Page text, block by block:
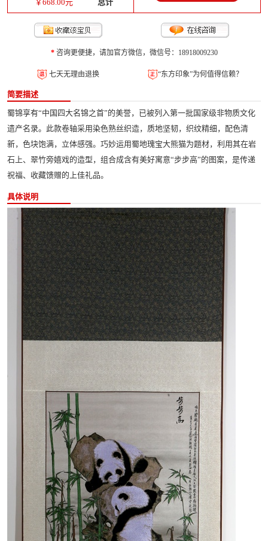
￥668.00元 总计
*咨询更便捷，请加官方微信，微信号：18918009230
七天无理由退换 “东方印象”为何值得信赖？
简要描述
蜀锦享有“中国四大名锦之首”的美誉，已被列入第一批国家级非物质文化
遗产名录。此款卷轴采用染色熟丝织造，质地坚韧，织纹精细，配色清
新，色块饱满，立体感强。巧妙运用蜀地瑰宝大熊猫为题材，利用其在岩
石上、翠竹旁嬉戏的造型，组合成含有美好寓意“步步高”的图案，是传递
祝福、收藏馈赠的上佳礼品。
具体说明